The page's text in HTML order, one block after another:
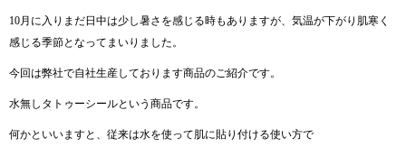
10月に入りまだ日中は少し暑さを感じる時もありますが、気温が下がり肌寒く
感じる季節となってまいりました。
今回は弊社で自社生産しております商品のご紹介です。
水無しタトゥーシールという商品です。
何かといいますと、従来は水を使って肌に貼り付ける使い方で